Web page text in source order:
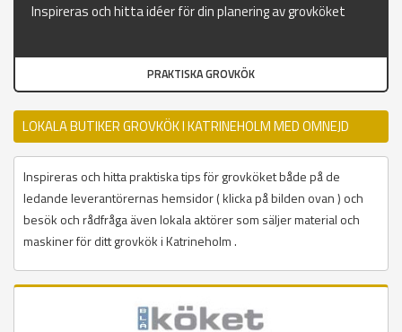
Inspireras och hitta idéer för din planering av grovköket
PRAKTISKA GROVKÖK
LOKALA BUTIKER GROVKÖK I KATRINEHOLM MED OMNEJD
Inspireras och hitta praktiska tips för grovköket både på de
ledande leverantörernas hemsidor ( klicka på bilden ovan ) och
besök och rådfråga även lokala aktörer som säljer material och
maskiner för ditt grovkök i Katrineholm .